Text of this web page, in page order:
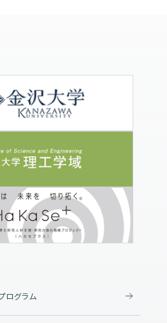
ログラム